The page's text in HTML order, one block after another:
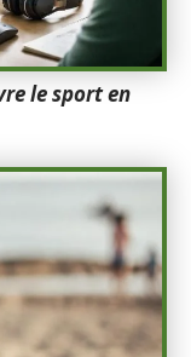
le sport en